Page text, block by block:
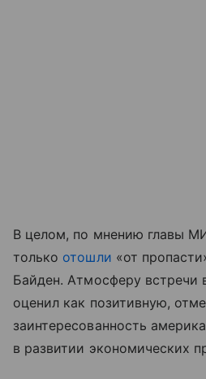
В целом, по мнению главы
только отошли «от
Байден. Атмосферу встречи
оценил как позитивную,
заинтересованность
в развитии экономических